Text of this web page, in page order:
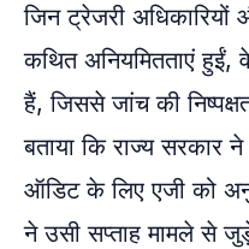
जिन ट्रेजरी
कथित अनियमितताएं हुईं,
हैं, जिससे जांच की
बताया कि राज्य
ऑडिट के लिए एजी को
ने उसी सप्ताह मामले से